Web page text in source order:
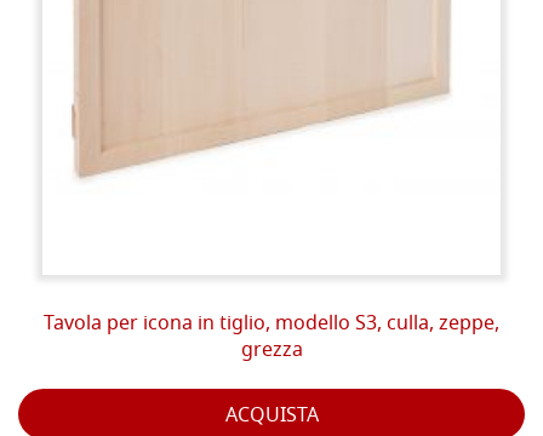
Tavola per icona in tiglio, modello S3, culla, zeppe,
grezza
ACQUISTA